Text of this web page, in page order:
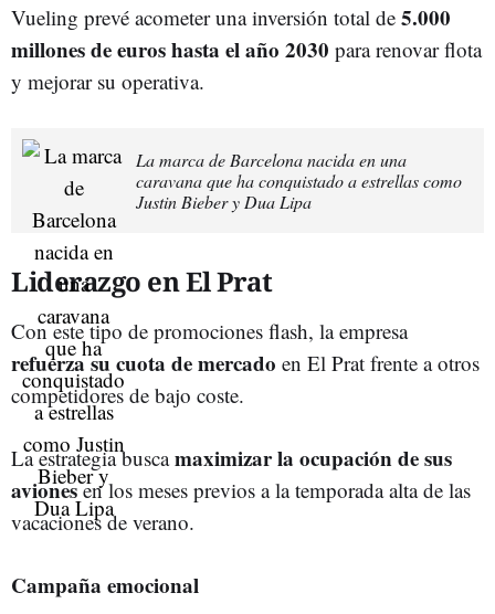
Vueling prevé acometer una inversión total de 5.000
millones de euros hasta el año 2030 para renovar flota
y mejorar su operativa.
La marca de Barcelona nacida en una
caravana que ha conquistado a estrellas como
Justin Bieber y Dua Lipa
Liderazgo en El Prat
Con este tipo de promociones flash, la empresa
refuerza su cuota de mercado en El Prat frente a otros
competidores de bajo coste.
La estrategia buscamaximizar la ocupación de sus
avionesen los meses previos a la temporada alta de las
vacaciones de verano.
Campaña emocional